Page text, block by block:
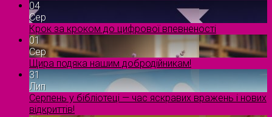
04
Сер
Крок за кроком до цифрової впевненості
01
Сер
Щира подяка нашим добродійникам!
31
Лип
Серпень у бібліотеці — час яскравих вражень і нових
відкриттів!